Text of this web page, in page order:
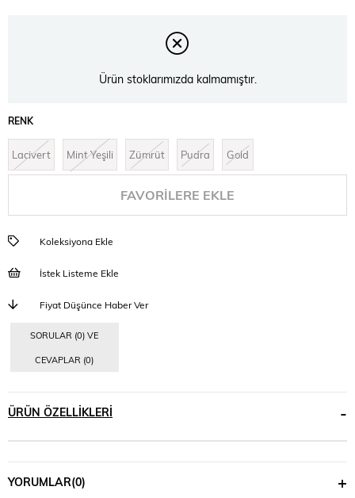
Ürün stoklarımızda kalmamıştır.
RENK
Lacivert Mint Yeşili Zümrüt Pudra Gold
FAVORILERE EKLE
Koleksiyona Ekle
İstek Listeme Ekle
Fiyat Düşünce Haber Ver
SORULAR (0) VE
CEVAPLAR (0)
ÜRÜN ÖZELLIKLERI
YORUMLAR(0)